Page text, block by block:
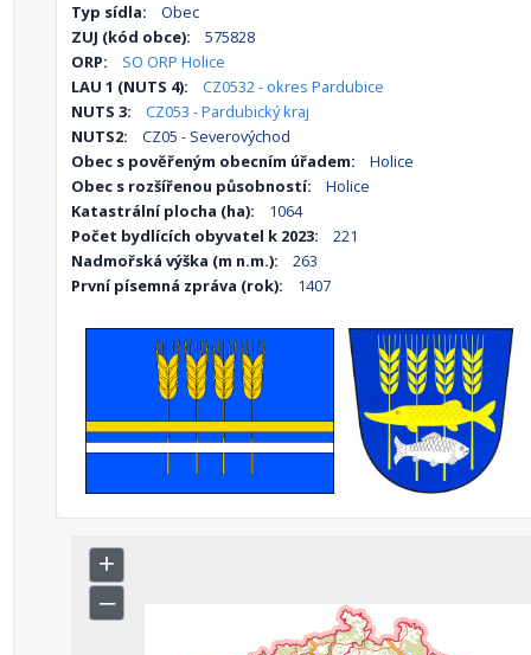
Typ sídla:
Obec
ZUJ (kód obce):
575828
ORP:
SO ORP Holice
LAU 1 (NUTS 4):
CZ0532 - okres Pardubice
NUTS 3:
CZ053 - Pardubický kraj
NUTS2:
CZ05 - Severovýchod
Obec s pověřeným obecním úřadem:
Holice
Obec s rozšířenou působností:
Holice
Katastrální plocha (ha):
1064
Počet bydlících obyvatel k 2023:
221
Nadmořská výška (m n.m.):
263
První písemná zpráva (rok):
1407